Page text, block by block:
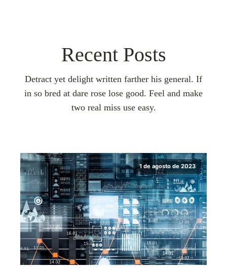
Recent Posts
Detract yet delight written farther his general. If
in so bred at dare rose lose good. Feel and make
two real miss use easy.
1 de agosto de 2023